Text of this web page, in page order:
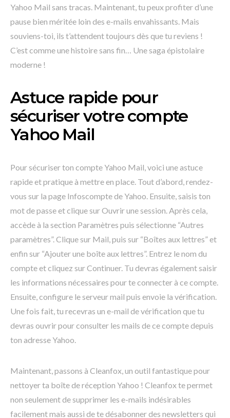
Yahoo Mail sans tracas. Maintenant, tu peux profiter d’une
pause bien méritée loin des e-mails envahissants. Mais
souviens-toi, ils t’attendent toujours dès que tu reviens !
C’est comme une histoire sans fin… Une saga épistolaire
moderne !
Astuce rapide pour
sécuriser votre compte
Yahoo Mail
Pour sécuriser ton compte Yahoo Mail, voici une astuce
rapide et pratique à mettre en place. Tout d’abord, rendez-
vous sur la page Infoscompte de Yahoo. Ensuite, saisis ton
mot de passe et clique sur Ouvrir une session. Après cela,
accède à la section Paramètres puis sélectionne “Autres
paramètres”. Clique sur Mail, puis sur “Boîtes aux lettres” et
enfin sur “Ajouter une boîte aux lettres”. Entrez le nom du
compte et cliquez sur Continuer. Tu devras également saisir
les informations nécessaires pour te connecter à ce compte.
Ensuite, configure le serveur mail puis envoie la vérification.
Une fois fait, tu recevras un e-mail de vérification que tu
devras ouvrir pour consulter les mails de ce compte depuis
ton adresse Yahoo.
Maintenant, passons à Cleanfox, un outil fantastique pour
nettoyer ta boîte de réception Yahoo ! Cleanfox te permet
non seulement de supprimer les e-mails indésirables
facilement mais aussi de te désabonner des newsletters qui